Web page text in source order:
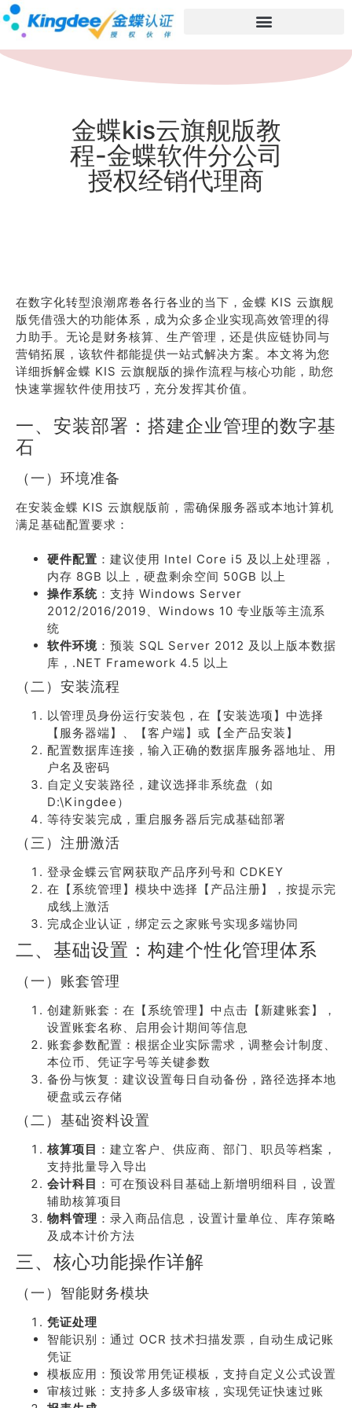
金蝶kis云旗舰版教
程-金蝶软件分公司
授权经销代理商
在数字化转型浪潮席卷各行各业的当下，金蝶 KIS 云旗舰
版凭借强大的功能体系，成为众多企业实现高效管理的得
力助手。无论是财务核算、生产管理，还是供应链协同与
营销拓展，该软件都能提供一站式解决方案。本文将为您
详细拆解金蝶 KIS 云旗舰版的操作流程与核心功能，助您
快速掌握软件使用技巧，充分发挥其价值。
一、安装部署：搭建企业管理的数字基
石
（一）环境准备
在安装金蝶 KIS 云旗舰版前，需确保服务器或本地计算机
满足基础配置要求：
硬件配置 ：建议使用 Intel Core i5 及以上处理器，
内存 8GB 以上，硬盘剩余空间 50GB 以上
操作系统 ：支持 Windows Server
2012/2016/2019、Windows 10 专业版等主流系
统
软件环境 ：预装 SQL Server 2012 及以上版本数据
库，.NET Framework 4.5 以上
（二）安装流程
以管理员身份运行安装包，在【安装选项】中选择
【服务器端】、【客户端】或【全产品安装】
配置数据库连接，输入正确的数据库服务器地址、用
户名及密码
自定义安装路径，建议选择非系统盘（如
D:\Kingdee）
等待安装完成，重启服务器后完成基础部署
（三）注册激活
登录金蝶云官网获取产品序列号和 CDKEY
在【系统管理】模块中选择【产品注册】，按提示完
成线上激活
完成企业认证，绑定云之家账号实现多端协同
二、基础设置：构建个性化管理体系
（一）账套管理
创建新账套：在【系统管理】中点击【新建账套】，
设置账套名称、启用会计期间等信息
账套参数配置：根据企业实际需求，调整会计制度、
本位币、凭证字号等关键参数
备份与恢复：建议设置每日自动备份，路径选择本地
硬盘或云存储
（二）基础资料设置
核算项目 ：建立客户、供应商、部门、职员等档案，
支持批量导入导出
会计科目 ：可在预设科目基础上新增明细科目，设置
辅助核算项目
物料管理 ：录入商品信息，设置计量单位、库存策略
及成本计价方法
三、核心功能操作详解
（一）智能财务模块
凭证处理
智能识别：通过 OCR 技术扫描发票，自动生成记账
凭证
模板应用：预设常用凭证模板，支持自定义公式设置
审核过账：支持多人多级审核，实现凭证快速过账